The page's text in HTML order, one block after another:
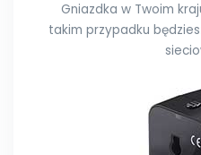
Gniazdka w Twoim
takim przypadku